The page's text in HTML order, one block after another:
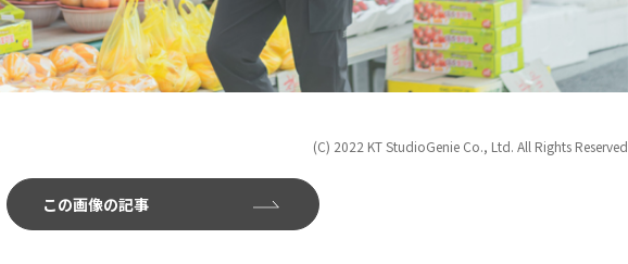
(C) 2022 KT StudioGenie Co., Ltd. All Rights Reserved
この画像の記事